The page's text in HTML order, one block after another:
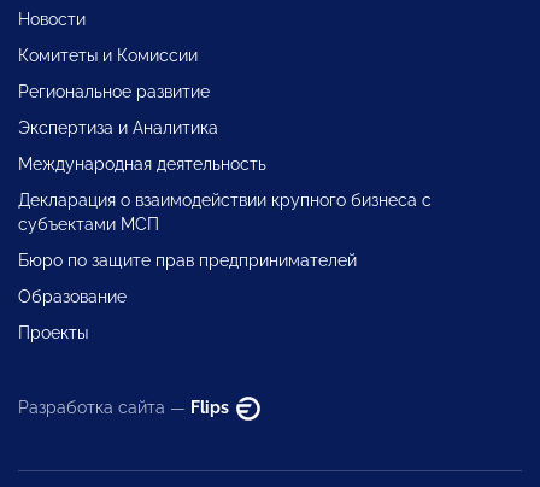
Новости
Комитеты и Комиссии
Региональное развитие
Экспертиза и Аналитика
Международная деятельность
Декларация о взаимодействии крупного бизнеса с
субъектами МСП
Бюро по защите прав предпринимателей
Образование
Проекты
Разработка сайта — Flips